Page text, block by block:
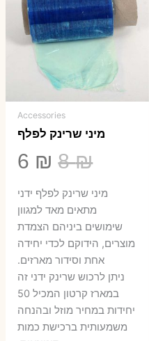
Accessories
מיני שרינק לפלף
8₪
היה:
8 ₪.
6 ₪
6 ₪.
מיני שרינק לפלף ידני
מתאים מאד למגוון
שימושים ביניהם הצמדת
מוצרים, הידוקם לכדי יחידה
אחת וסידור מארזים.
ניתן לרכוש שרינק ידני זה
במארז קרטון המכיל 50
יחידות במחיר מוזל ובהנחה
משמעותית ברכישת כמות